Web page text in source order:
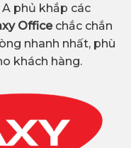
phủ khắp các
Office chắc chắn
nhanh nhất, phù
khách hàng.